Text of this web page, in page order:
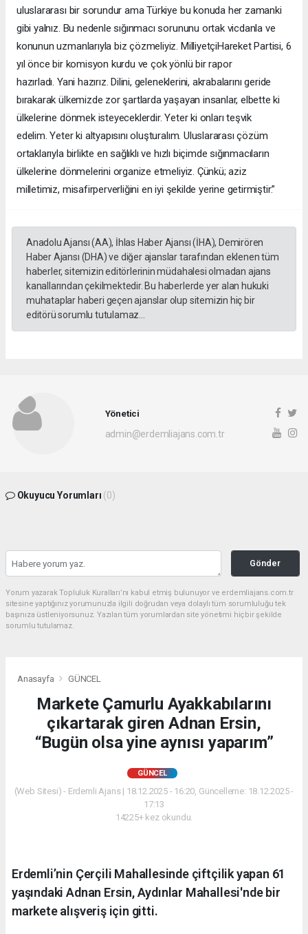
uluslararası bir sorundur ama Türkiye bu konuda her zamanki
gibi yalnız. Bu nedenle sığınmacı sorununu ortak vicdanla ve
konunun uzmanlarıyla biz çözmeliyiz. MilliyetçiHareket Partisi, 6
yıl önce bir komisyon kurdu ve çok yönlü bir rapor
hazırladı. Yani hazırız. Dilini, geleneklerini, akrabalarını geride
bırakarak ülkemizde zor şartlarda yaşayan insanlar, elbette ki
ülkelerine dönmek isteyeceklerdir. Yeter ki onları teşvik
edelim. Yeter ki altyapısını oluşturalım. Uluslararası çözüm
ortaklarıyla birlikte en sağlıklı ve hızlı biçimde sığınmacıların
ülkelerine dönmelerini organize etmeliyiz. Çünkü; aziz
milletimiz, misafirperverliğini en iyi şekilde yerine getirmiştir.”
Anadolu Ajansı (AA), İhlas Haber Ajansı (İHA), Demirören
Haber Ajansı (DHA) ve diğer ajanslar tarafından eklenen tüm
haberler, sitemizin editörlerinin müdahalesi olmadan ajans
kanallarından çekilmektedir. Bu haberlerde yer alan hukuki
muhataplar haberi geçen ajanslar olup sitemizin hiç bir
editörü sorumlu tutulamaz...
Yönetici
admin@erdemliajans.com.tr
Okuyucu Yorumları (0)
Gönder
Yorum yazarak Topluluk Kuralları’nı kabul etmiş bulunuyor ve erdemliajans.com.tr
sitesine yaptığınız yorumunuzla ilgili doğrudan veya dolaylı tüm sorumluluğu tek
başınıza üstleniyorsunuz. Yazılan tüm yorumlardan site yönetimi hiçbir şekilde
sorumlu tutulamaz.
Anasayfa GÜNCEL
Markete Çamurlu Ayakkabılarını
çıkartarak giren Adnan Ersin,
“Bugün olsa yine aynısı yaparım”
GÜNCEL
(Web Sitesi) - Erdemli Ajans | 18.12.2025 - 16:20, Güncelleme: 18.12.2025 -
17:13
14225+ kez okundu.
Erdemli’nin Çerçili Mahallesinde çiftçilik yapan 61
yaşındaki Adnan Ersin, Aydınlar Mahallesi'nde bir
markete alışveriş için gitti.